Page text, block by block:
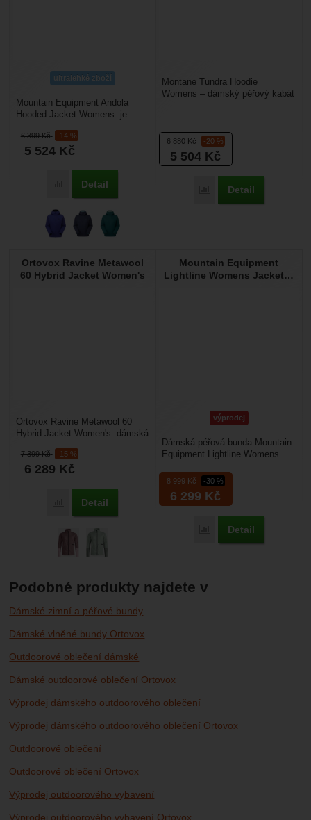
ultralehké zboží
6 399Kč -14 %
5 524 Kč
Porovnat
Detail
Mountain Equipment Andola
Hooded Jacket Womens: je
která využívá vlněnou...
6 880Kč -20 %
5 504 Kč
Porovnat
Detail
Montane Tundra Hoodie
Womens – dámský péřový kabát
Ortovox Ravine Metawool
60 Hybrid Jacket Women's
7 399Kč -15 %
6 289 Kč
Porovnat
Detail
Ortovox Ravine Metawool 60
Hybrid Jacket Women's: dámská
vrstva pod membránovou...
Mountain Equipment
Lightline Womens Jacket…
výprodej
8 999Kč -30 %
6 299 Kč
Porovnat
Detail
Dámská péřová bunda Mountain
Equipment Lightline Womens
,která nesmí chybět...
Podobné produkty najdete v
Dámské zimní a péřové bundy
Dámské vlněné bundy Ortovox
Outdoorové oblečení dámské
Dámské outdoorové oblečení Ortovox
Výprodej dámského outdoorového oblečení
Výprodej dámského outdoorového oblečení Ortovox
Outdoorové oblečení
Outdoorové oblečení Ortovox
Výprodej outdoorového vybavení
Výprodej outdoorového vybavení Ortovox